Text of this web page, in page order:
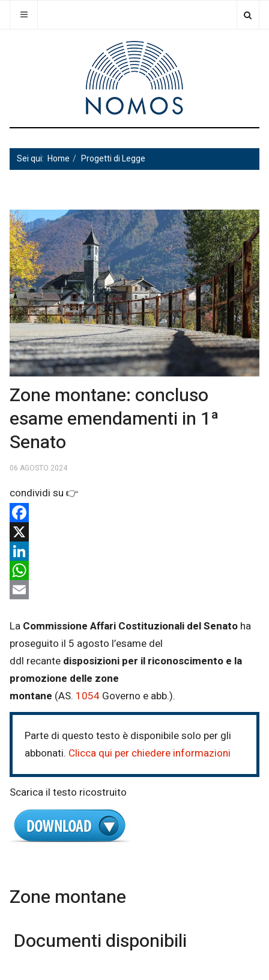
Sei qui: Home Progetti di Legge
Zone montane: concluso
esame emendamenti in 1ª
Senato
06 AGOSTO 2024
Facebook
X
LinkedIn
WhatsApp
La Commissione Affari Costituzionali del Senato ha
proseguito il 5 agosto l’esame del
ddl recante disposizioni per il riconoscimento e la
promozione delle zone
montane (AS. 1054 Governo e abb.).
Parte di questo testo è disponibile solo per gli
abbonati. Clicca qui per chiedere informazioni
Scarica il testo ricostruito
Zone montane
Documenti disponibili